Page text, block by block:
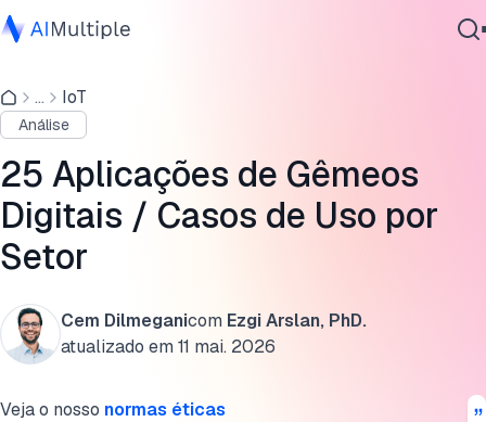
IA Agêntica
Segurança cibernética
Dados
Software Empresarial
Serviços
Contate-nos
... IoT
Análise
25 Aplicações de Gêmeos
Digitais / Casos de Uso por
Setor
Cem Dilmeganicom Ezgi Arslan, PhD.
atualizado em 11 mai. 2026
Veja o nosso normas éticas
Cadeia de suprimentos
Saúde
Manufatura
Automotivo